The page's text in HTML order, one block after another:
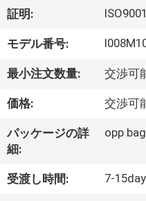
ト
ビ
オ
証明: ISO9001
モデル番号:
最小注文数量: 交渉可
価格: 交渉可
パッケージの詳
細:
opp
受渡し時間: 7-